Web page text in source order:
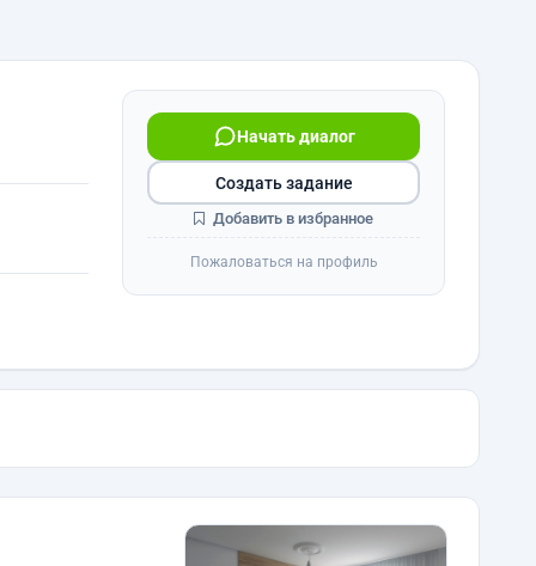
Начать диалог
Создать задание
Добавить в избранное
Пожаловаться на профиль